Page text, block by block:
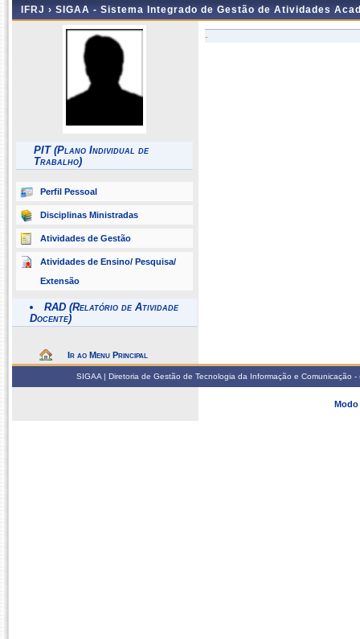
IFRJ › SIGAA - Sistema Integrado de Gestão de Atividades
PIT (Plano Individual de
Trabalho)
Perfil Pessoal
Disciplinas Ministradas
Atividades de Gestão
Atividades de Ensino/ Pesquisa/
Extensão
RAD (Relatório de Atividade
Docente)
Ir ao Menu Principal
-
SIGAA | Diretoria de Gestão de Tecnologia da Informação e
Modo